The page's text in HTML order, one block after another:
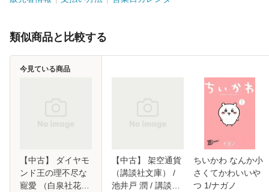
類似商品と比較する
【中古】 ダイヤモ
ンド王の理不尽な
寵愛 （白泉社花丸
今見ている商品
【中古】 架空通貨
（講談社文庫） /
池井戸 潤 / 講談社
ちいかわ なんか小
さくてかわいいや
つ 1/ナガノ